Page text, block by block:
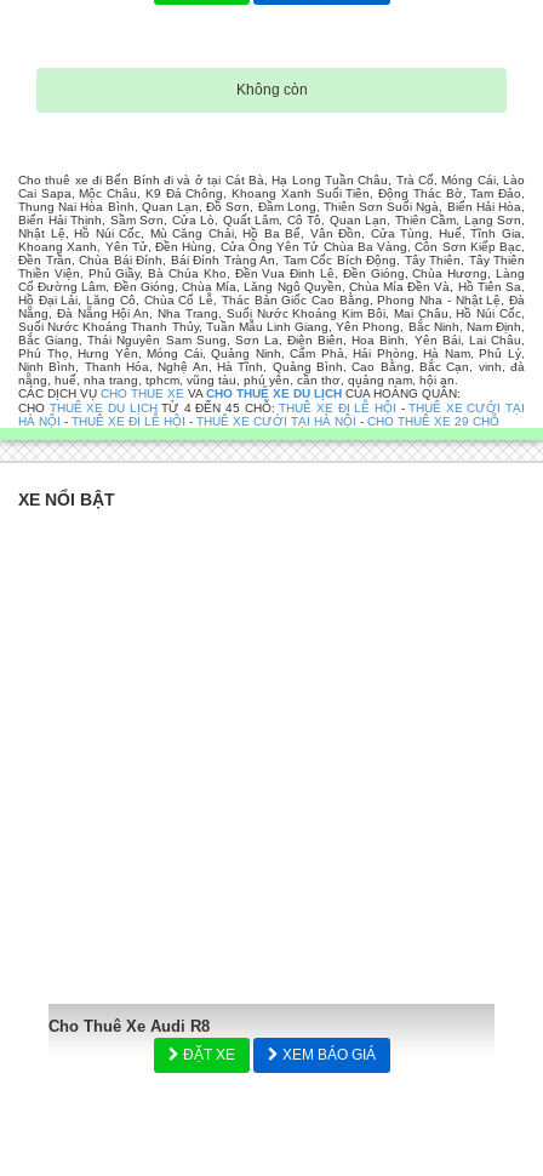
Không còn
Cho thuê xe đi Bến Bính đi và ở tại Cát Bà, Hạ Long Tuần Châu, Trà Cổ, Móng Cái, Lào
Cai Sapa, Mộc Châu, K9 Đá Chông, Khoang Xanh Suối Tiên, Động Thác Bờ, Tam Đảo,
Thung Nai Hòa Bình, Quan Lạn, Đồ Sơn, Đầm Long, Thiên Sơn Suối Ngà, Biển Hải Hòa,
Biển Hải Thịnh, Sầm Sơn, Cửa Lò, Quất Lâm, Cô Tô, Quan Lạn, Thiên Cầm, Lạng Sơn,
Nhật Lệ, Hồ Núi Cốc, Mù Căng Chải, Hồ Ba Bể, Vân Đồn, Cửa Tùng, Huế, Tĩnh Gia,
Khoang Xanh, Yên Tử, Đền Hùng, Cửa Ông Yên Tử Chùa Ba Vàng, Côn Sơn Kiếp Bạc,
Đền Trần, Chùa Bái Đính, Bái Đính Tràng An, Tam Cốc Bích Động, Tây Thiên, Tây Thiên
Thiền Viện, Phủ Giầy, Bà Chúa Kho, Đền Vua Đinh Lê, Đền Gióng, Chùa Hương, Làng
Cổ Đường Lâm, Đền Gióng, Chùa Mía, Lăng Ngô Quyền, Chùa Mía Đền Và, Hồ Tiên Sa,
Hồ Đại Lải, Lăng Cô, Chùa Cổ Lễ, Thác Bản Giốc Cao Bằng, Phong Nha - Nhật Lệ, Đà
Nẵng, Đà Nẵng Hội An, Nha Trang, Suối Nước Khoáng Kim Bôi, Mai Châu, Hồ Núi Cốc,
Suối Nước Khoáng Thanh Thủy, Tuần Mẫu Linh Giang, Yên Phong, Bắc Ninh, Nam Định,
Bắc Giang, Thái Nguyên Sam Sung, Sơn La, Điện Biên, Hoa Binh, Yên Bái, Lai Châu,
Phú Thọ, Hưng Yên, Móng Cái, Quảng Ninh, Cẩm Phả, Hải Phòng, Hà Nam, Phủ Lý,
Ninh Bình, Thanh Hóa, Nghệ An, Hà Tĩnh, Quảng Bình, Cao Bằng, Bắc Cạn, vinh, đà
nẵng, huế, nha trang, tphcm, vũng tàu, phú yên, cần thơ, quảng nam, hội an.
CÁC DỊCH VỤ CHO THUE XE VA CHO THUÊ XE DU LỊCH CỦA HOÀNG QUÂN:
CHO THUÊ XE DU LỊCHTỪ 4 ĐẾN 45 CHỖ:THUÊ XE ĐI LỄ HỘI -THUÊ XE CƯỚI TẠI
HÀ NỘI - THUÊ XE ĐI LỄ HỘI - THUÊ XE CƯỚI TẠI HÀ NỘI - CHO THUÊ XE 29 CHỖ
XE NỔI BẬT
Cho Thuê Xe Audi R8
ĐẶT XE XEM BÁO GIÁ